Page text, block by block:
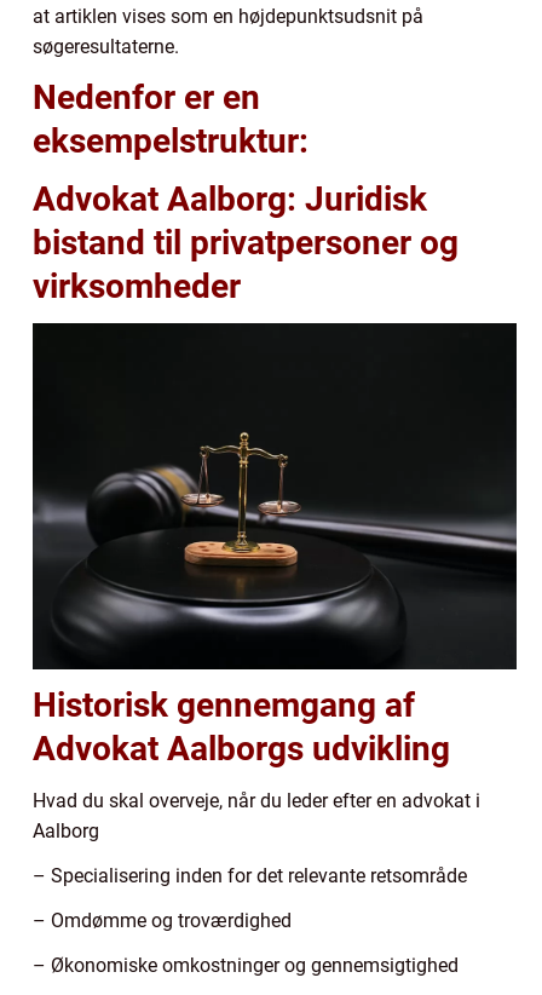
at artiklen vises som en højdepunktsudsnit på
søgeresultaterne.
Nedenfor er en
eksempelstruktur:
Advokat Aalborg: Juridisk
bistand til privatpersoner og
virksomheder
Historisk gennemgang af
Advokat Aalborgs udvikling
Hvad du skal overveje, når du leder efter en advokat i
Aalborg
– Specialisering inden for det relevante retsområde
– Omdømme og troværdighed
– Økonomiske omkostninger og gennemsigtighed